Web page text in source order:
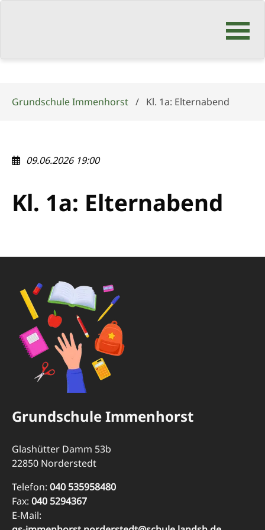
Navigation
Grundschule Immenhorst Kl. 1a: Elternabend
09.06.2026 19:00
Kl. 1a: Elternabend
Grundschule Immenhorst
Glashütter Damm 53b
22850 Norderstedt
Telefon: 040 535958480
Fax: 040 5294367
E-Mail: